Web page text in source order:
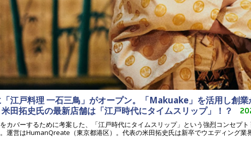
江戸料理 一石三鳥」がオープン。「Makuake」を活用し創
田拓史氏の最新店舗は「江戸時代にタイムスリップ」！？
カバーするために考案した、「江戸時代にタイムスリップ」という強烈コンセプ
運営はHumanQreate（東京都港区）。代表の米田拓史氏は新卒でウエディング